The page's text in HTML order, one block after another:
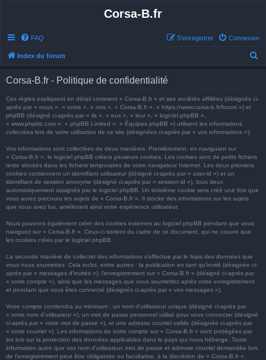
Corsa-B.fr
FAQ Connexion
S’enregistrer
Index du forum
Corsa-B.fr - Politique de confidentialité
Ces règles expliquent en détail comment « Corsa-B.fr » et ses sociétés affiliées (désignés ci-
après par « nous », « notre », « nos », « Corsa-B.fr », « https://www.corsa-b.fr/forum ») et
phpBB (désigné ci-après par « ils », « eux », « leur », « logiciel phpBB »,
« www.phpbb.com », « phpBB Limited », « Équipes phpBB ») utilisent les informations
collectées lors de votre utilisation de ce site (désignées ci-après par « vos informations »).
Vos informations sont collectées de deux manières. Premièrement, en naviguant sur
« Corsa-B.fr », le logiciel phpBB créera plusieurs cookies. Les cookies sont de petits fichiers
texte stockés dans les fichiers temporaires de votre navigateur Internet. Les deux premiers
cookies contiennent un identifiant utilisateur (désigné ci-après par « user-id ») et un
identifiant de session anonyme (désigné ci-après par « session-id »), tous deux
automatiquement assignés par le logiciel phpBB. Un troisième cookie sera créé une fois que
vous aurez parcouru les sujets de « Corsa-B.fr ». Il stocke des informations sur les sujets
que vous avez lus, améliorant ainsi votre expérience utilisateur.
Nous pouvons également créer des cookies externes au logiciel phpBB pendant que vous
naviguez sur « Corsa-B.fr ». Ceux-ci sortent du cadre de ce document, qui ne couvre que
les cookies créés par le logiciel phpBB.
La seconde manière de collecter des informations s’effectue par le biais des données que
vous nous soumettez. Cela inclut, entre autres : la publication en tant qu’invité (désignée ci-
après par « messages d’invités »), l’enregistrement sur « Corsa-B.fr » (désigné ci-après par
« votre compte »), ainsi que les messages que vous soumettez après votre enregistrement
et pendant que vous êtes connecté (désignés ci-après par « vos messages »).
Votre compte contiendra au minimum : un nom d’utilisateur unique (désigné ci-après par
« votre nom d’utilisateur »), un mot de passe personnel utilisé pour vous connecter (désigné
ci-après par « votre mot de passe »), et une adresse courriel valide (désignée ci-après par
« votre courriel »). Les informations de votre compte sur « Corsa-B.fr » sont protégées par
les lois sur la protection des données applicables dans le pays qui nous héberge. Toute
information autre que vos nom d’utilisateur, mot de passe et adresse courriel demandée lors
de l’enregistrement peut être obligatoire ou facultative, à la discrétion de « Corsa-B.fr ».